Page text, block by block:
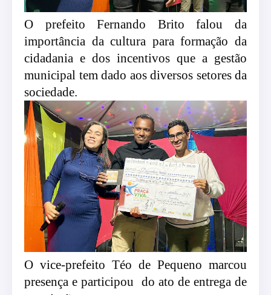
O prefeito Fernando Brito falou da
importância da cultura para formação da
cidadania e dos incentivos que a gestão
municipal tem dado aos diversos setores da
sociedade.
O vice-prefeito Téo de Pequeno marcou
presença e participou do ato de entrega de